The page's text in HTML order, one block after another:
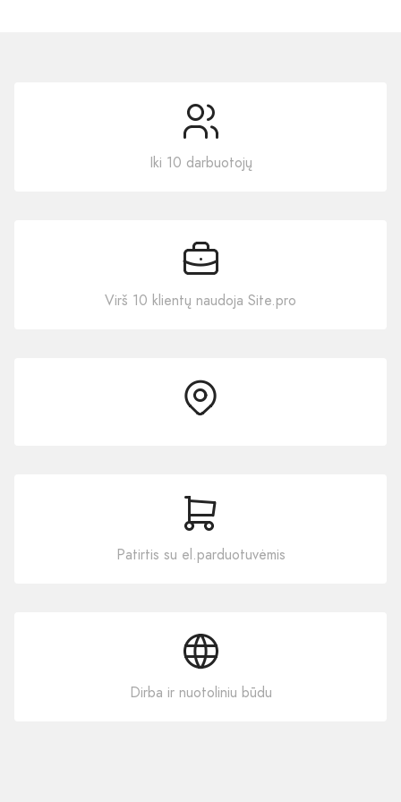
Iki 10 darbuotojų
Virš 10 klientų naudoja Site.pro
Patirtis su el.parduotuvėmis
Dirba ir nuotoliniu būdu